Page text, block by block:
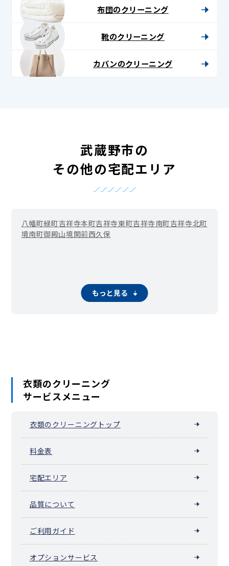
布団のクリーニング
靴のクリーニング
カバンのクリーニング
武蔵野市の
その他の宅配エリア
八幡町緑町吉祥寺本町吉祥寺東町吉祥寺南町吉祥寺北町
境南町御殿山境関前西久保
もっと見る
衣類のクリーニング
サービスメニュー
衣類のクリーニングトップ
料金表
宅配エリア
品質について
ご利用ガイド
オプションサービス